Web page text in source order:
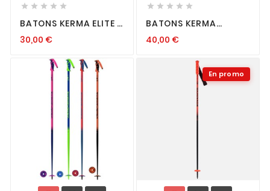
    
BATONS KERMA ELITE 2
30,00 €
    
BATONS KERMA
40,00 €
En promo